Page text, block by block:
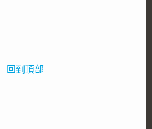
回到頂部